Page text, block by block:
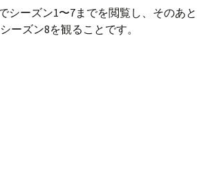
シーズン1〜7までを閲覧し、そのあと
ーズン8を観ることです。